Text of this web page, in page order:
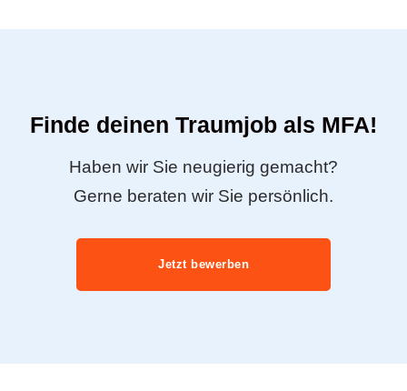
Finde deinen Traumjob als MFA!
Haben wir Sie neugierig gemacht?
Gerne beraten wir Sie persönlich.
Jetzt bewerben